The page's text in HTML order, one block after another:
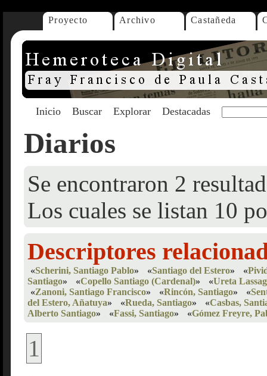
Proyecto Archivo Castañeda
Inicio Buscar Explorar Destacadas
Diarios
Se encontraron 2
Los cuales se listan 10
Descriptores
«Scherini, Santiago Pablo» «Santiago del Estero» «
Santiago» «Copello Santiago (Cardenal)» «Ureta
«Zanoni, Santiago Francisco» «Rincón, Santiago» «
del Estero, Añatuya» «Rueda, Santiago» «Casbas,
Alberto Santiago» «Fassi, Santiago» «Gómez Freyre,
1